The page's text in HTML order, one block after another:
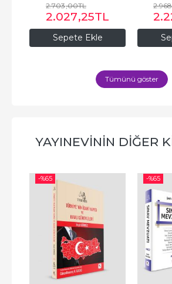
Sepete Ekle
2.703,00TL
2.027,25TL
2.968
Tümünü göster
YAYINEVININ DIĞER
-%65 -%65